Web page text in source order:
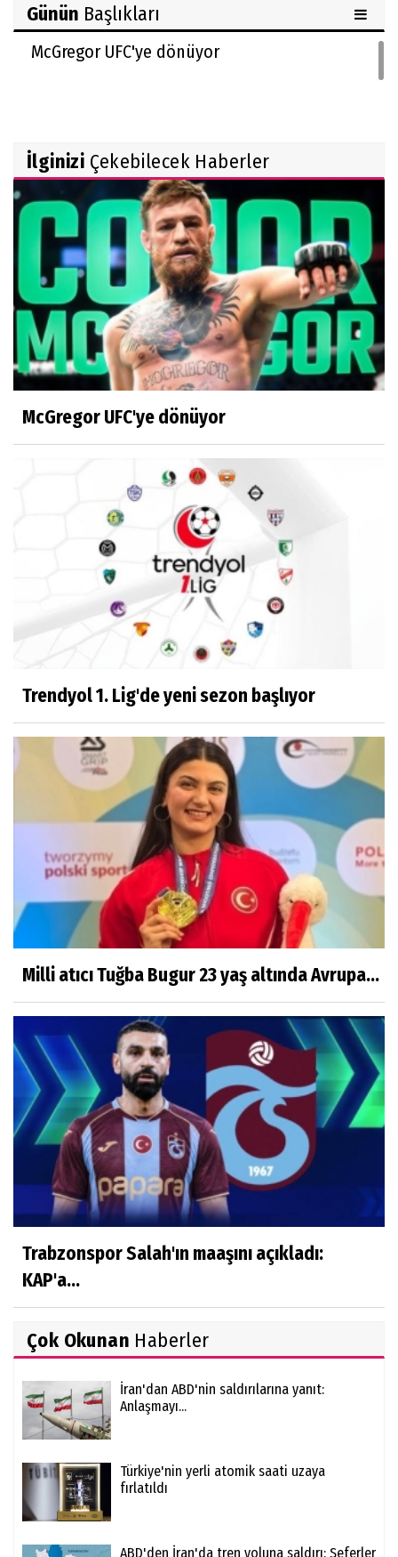
Günün Başlıkları
McGregor UFC'ye dönüyor
İlginizi Çekebilecek Haberler
McGregor UFC'ye dönüyor
Trendyol 1. Lig'de yeni sezon başlıyor
Milli atıcı Tuğba Bugur 23 yaş altında Avrupa...
Trabzonspor Salah'ın maaşını açıkladı:
KAP'a...
Çok Okunan Haberler
İran'dan ABD'nin saldırılarına yanıt:
Anlaşmayı...
Türkiye'nin yerli atomik saati uzaya
fırlatıldı
ABD'den İran'da tren yoluna saldırı: Seferler